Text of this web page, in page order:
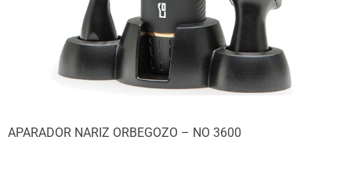
APARADOR NARIZ ORBEGOZO – NO 3600